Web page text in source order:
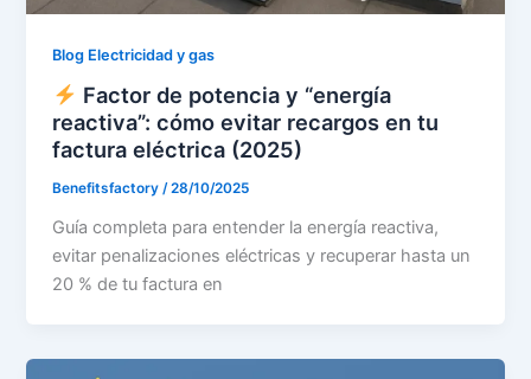
Blog Electricidad y gas
Factor de potencia y “energía
reactiva”: cómo evitar recargos en tu
factura eléctrica (2025)
Benefitsfactory/28/10/2025
Guía completa para entender la energía reactiva,
evitar penalizaciones eléctricas y recuperar hasta un
20 % de tu factura en